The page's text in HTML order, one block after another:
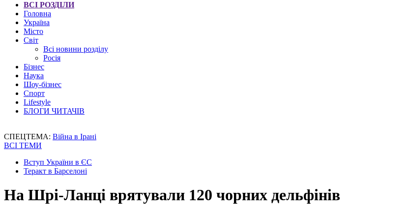
ВСІ РОЗДІЛИ
Головна
Україна
Місто
Світ
Всі новини розділу
Росія
Бізнес
Наука
Шоу-бізнес
Спорт
Lifestyle
БЛОГИ ЧИТАЧІВ
СПЕЦТЕМА: Війна в Ірані
ВСІ ТЕМИ
Вступ України в ЄС
Теракт в Барселоні
На Шрі-Ланці врятували 120 чорних дельфінів